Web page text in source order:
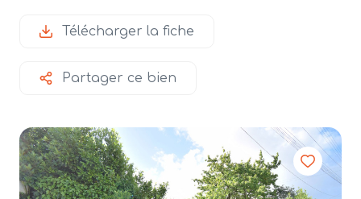
agences
alerte
e-
mail
Télécharger la fiche
Partager ce bien